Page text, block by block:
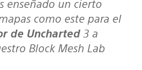
enseñado un cierto
como este para el
de Uncharted3 a
Block Mesh Lab